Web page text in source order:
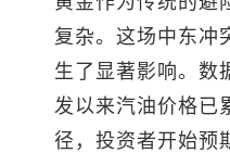
复杂。这场中东冲
生了显著影响。数
发以来汽油价格已
径，投资者开始预